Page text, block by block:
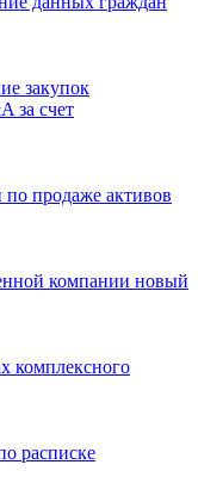
закупок
за счет
продаже активов
компании новый
комплексного
расписке